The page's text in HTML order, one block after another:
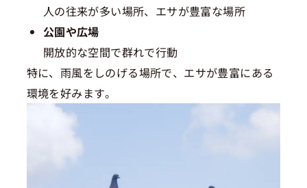
人の往来が多い場所、エサが豊富な場所
公園や広場
開放的な空間で群れで行動
特に、雨風をしのげる場所で、エサが豊富にある
環境を好みます。